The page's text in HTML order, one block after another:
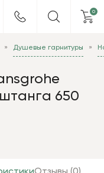
0
Душевые гарнитуры
650